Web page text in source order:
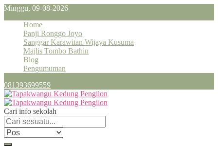
Minggu, 09-08-2026
Home
Panji Ronggo Joyo
Sanggar Karawitan Wijaya Kusuma
Majlis Tombo Bathin
Blog
Pengumuman
081393699559
Cari info sekolah